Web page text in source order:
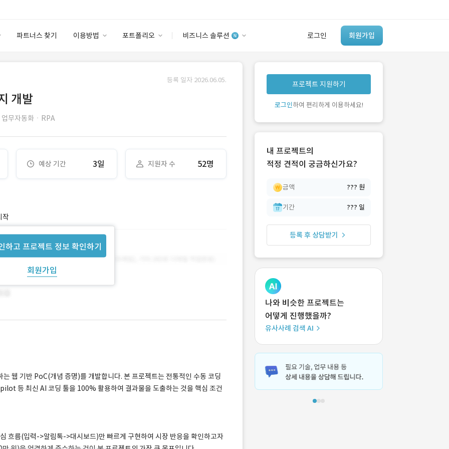
파트너스 찾기 이용방법 포트폴리오 비즈니스 솔루션 로그인 회원가입
안심 코드 케어
유사사례 검색 AI
‘이런 거’ 만들어본
개발 회사 있어?
등록 일자 2026.06.05.
개발
업무자동화ㆍRPA
예상 기간 3일 지원자 수 52명
하고 프로젝트 정보 확인하기
회원가입
작
웹 기반 PoC(개념 증명)를 개발합니다. 본 프로젝트는 전통적인 수동 코딩
등 최신 AI 코딩 툴을 100% 활용하여 결과물을 도출하는 것을 핵심 조건
흐름(입력->알림톡->대시보드)만 빠르게 구현하여 시장 반응을 확인하고자
프로젝트 지원하기
로그인하여 편리하게 이용하세요!
내 프로젝트의
적정 견적이 궁금하신가요?
금액 ??? 원
기간 ??? 일
등록 후 상담받기
나와 비슷한 프로젝트는
어떻게 진행했을까?
유사사례 검색 AI